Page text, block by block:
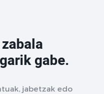
gabe.
jabetzak edo